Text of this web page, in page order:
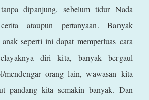
dipanjung, sebelum tidur Nada
ataupun pertanyaan. Banyak
seperti ini dapat memperluas cara
diri kita, banyak bergaul
mendengar orang lain, wawasan kita
pandang kita semakin banyak. Dan